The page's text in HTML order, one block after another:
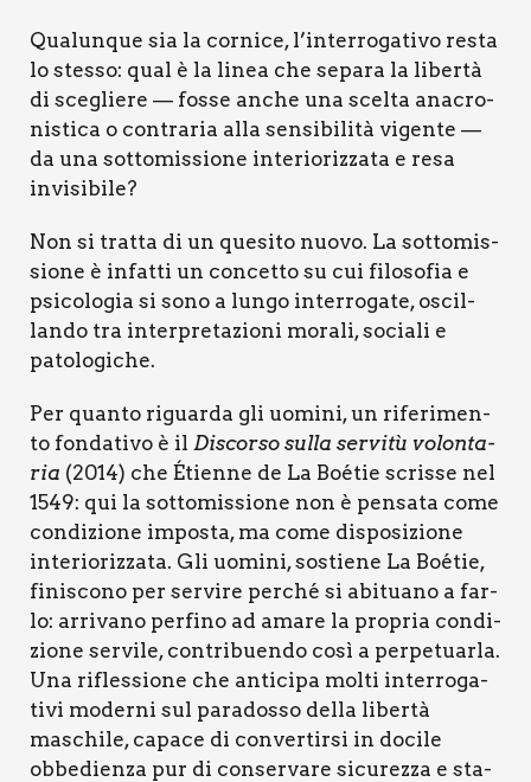
Qua­lun­que sia la cor­ni­ce, l’interrogativo resta
lo stes­so: qual è la linea che sepa­ra la liber­tà
di sce­glie­re — fos­se anche una scel­ta ana­cro­
ni­sti­ca o con­tra­ria alla sen­si­bi­li­tà vigen­te —
da una sot­to­mis­sio­ne inte­rio­riz­za­ta e resa
invi­si­bi­le?
Non si trat­ta di un que­si­to nuo­vo. La sot­to­mis­
sio­ne è infat­ti un con­cet­to su cui filo­so­fia e
psi­co­lo­gia si sono a lun­go inter­ro­ga­te, oscil­
lan­do tra inter­pre­ta­zio­ni mora­li, socia­li e
pato­lo­gi­che.
Per quan­to riguar­da gli uomi­ni, un rife­ri­men­
to fon­da­ti­vo è il Discor­so sul­la ser­vi­tù volon­ta­
ria (2014) che Étien­ne de La Boé­tie scris­se nel
1549: qui la sot­to­mis­sio­ne non è pen­sa­ta come
con­di­zio­ne impo­sta, ma come dispo­si­zio­ne
inte­rio­riz­za­ta. Gli uomi­ni, sostie­ne La Boé­tie,
fini­sco­no per ser­vi­re per­ché si abi­tua­no a far­
lo: arri­va­no per­fi­no ad ama­re la pro­pria con­di­
zio­ne ser­vi­le, con­tri­buen­do così a per­pe­tuar­la.
Una rifles­sio­ne che anti­ci­pa mol­ti inter­ro­ga­
ti­vi moder­ni sul para­dos­so del­la liber­tà
maschi­le, capa­ce di con­ver­tir­si in doci­le
obbe­dien­za pur di con­ser­va­re sicu­rez­za e sta­